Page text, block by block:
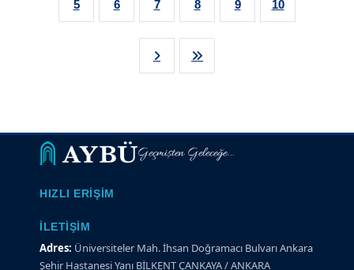
5 6 7 8 9 10
Geçmişten Geleceğe...
HIZLI ERIŞIM
İLETIŞIM
Adres: Üniversiteler Mah. İhsan Doğramacı Bulvarı Ankara
Şehir Hastanesi Yanı BİLKENT ÇANKAYA / ANKARA